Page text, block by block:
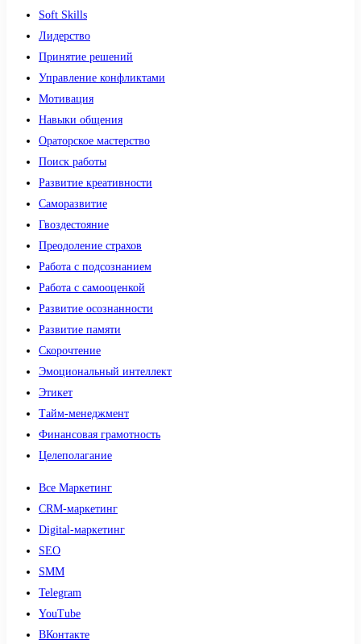
Soft Skills
Лидерство
Принятие решений
Управление конфликтами
Мотивация
Навыки общения
Ораторское мастерство
Поиск работы
Развитие креативности
Саморазвитие
Гвоздестояние
Преодоление страхов
Работа с подсознанием
Работа с самооценкой
Развитие осознанности
Развитие памяти
Скорочтение
Эмоциональный интеллект
Этикет
Тайм-менеджмент
Финансовая грамотность
Целеполагание
Все Маркетинг
CRM-маркетинг
Digital-маркетинг
SEO
SMM
Telegram
YouTube
ВКонтакте